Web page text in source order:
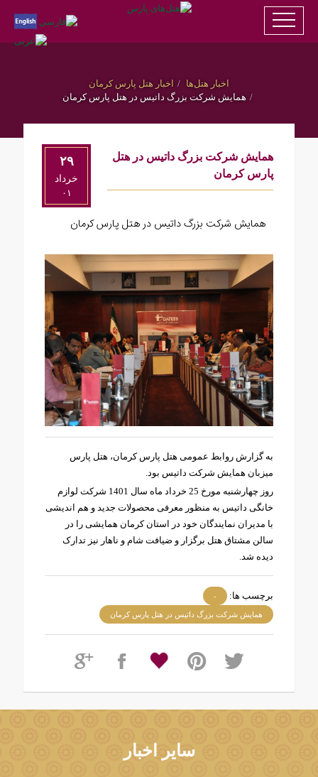
اخبار هتل‌ها
اخبار هتل پارس کرمان
همایش شرکت بزرگ داتیس در هتل پارس کرمان
همایش شرکت بزرگ داتیس در هتل
پارس کرمان
۲۹
خرداد
۰۱
همایش شرکت بزرگ داتیس در هتل پارس کرمان
به گزارش روابط عمومی هتل پارس کرمان، هتل پارس
میزبان همایش شرکت داتیس بود.
روز چهارشنبه مورخ 25 خرداد ماه سال 1401 شرکت لوازم
خانگی داتیس به منظور معرفی محصولات جدید و هم اندیشی
با مدیران نمایندگان خود در استان کرمان همایشی را در
سالن مشتاق هتل برگزار و ضیافت شام و ناهار نیز تدارک
دیده شد.
برچسب ها: -
همایش شرکت بزرگ داتیس در هتل پارس کرمان
سایر اخبار